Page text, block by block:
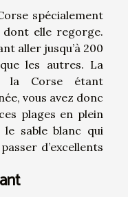
spécialement
dont elle regorge.
aller jusqu’à 200
les autres. La
la Corse étant
vous avez donc
plages en plein
sable blanc qui
d’excellents